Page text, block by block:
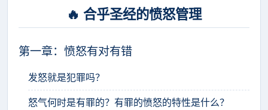
🔥 合乎圣经的愤怒管理
第一章：愤怒有对有错
发怒就是犯罪吗？
怒气何时是有罪的？有罪的愤怒的特性是什么？